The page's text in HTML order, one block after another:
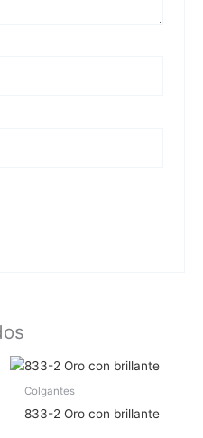
Colgantes
833-2 Oro con brillante